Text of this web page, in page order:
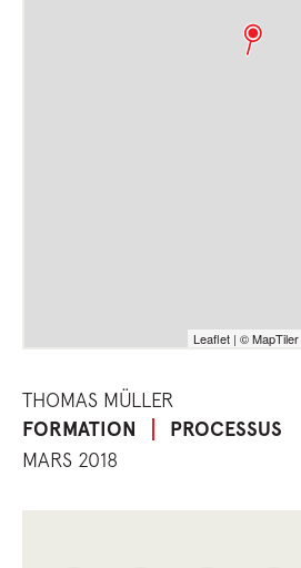
Leaflet | © MapTiler
THOMAS MÜLLER
FORMATION PROCESSUS
MARS 2018